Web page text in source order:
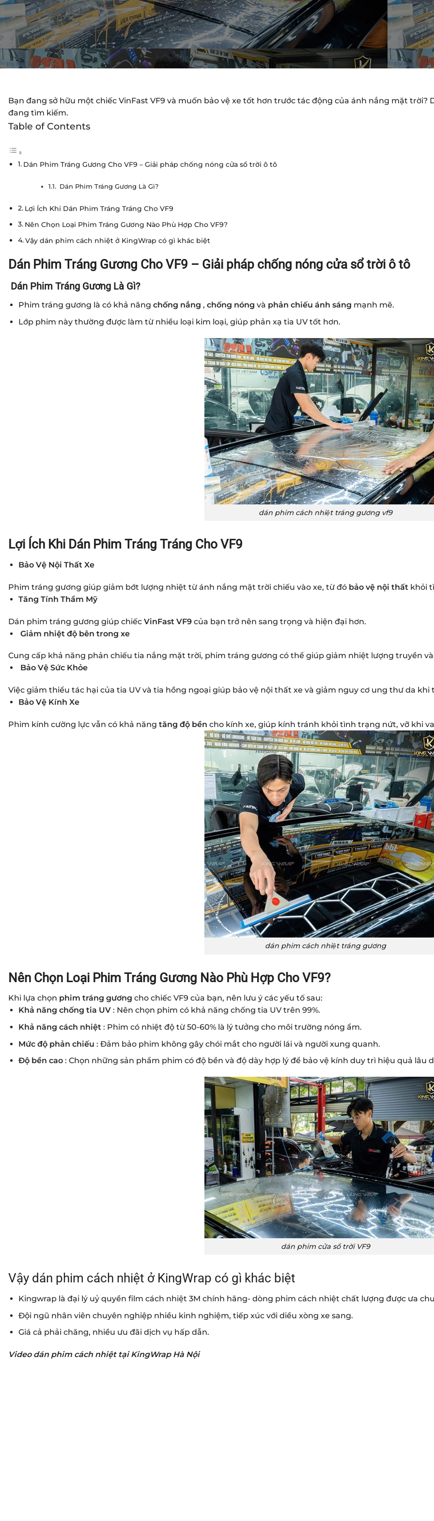
Bạn đang sở hữu một chiếc VinFast VF9 và muốn bảo vệ xe tốt hơn trước tác động của ánh nắng mặt
đang tìm kiếm.
Table of Contents
Dán Phim Tráng Gương Cho VF9 – Giải pháp chống nóng cửa sổ trời ô tô
Dán Phim Tráng Gương Là Gì?
Lợi Ích Khi Dán Phim Tráng Tráng Cho VF9
Nên Chọn Loại Phim Tráng Gương Nào Phù Hợp Cho VF9?
Vậy dán phim cách nhiệt ở KingWrap có gì khác biệt
Dán Phim Tráng Gương Cho VF9 – Giải pháp chống nóng cửa sổ trời ô tô
Dán Phim Tráng Gương Là Gì?
Phim tráng gương là có khả năng chống nắng , chống nóng và phản chiếu ánh sáng mạnh mẽ.
Lớp phim này thường được làm từ nhiều loại kim loại, giúp phản xạ tia UV tốt hơn.
dán phim cách nhiệt tráng gương vf9
Lợi Ích Khi Dán Phim Tráng Tráng Cho VF9
Bảo Vệ Nội Thất Xe
Phim tráng gương giúp giảm bớt lượng nhiệt từ ánh nắng mặt trời chiếu vào xe, từ đó bảo vệ nội thất khỏi
Tăng Tính Thẩm Mỹ
Dán phim tráng gương giúp chiếc VinFast VF9 của bạn trở nên sang trọng và hiện đại hơn.
Giảm nhiệt độ bên trong xe
Cung cấp khả năng phản chiếu tia nắng mặt trời, phim tráng gương có thể giúp giảm nhiệt lượng truyền
Bảo Vệ Sức Khỏe
Việc giảm thiểu tác hại của tia UV và tia hồng ngoại giúp bảo vệ nội thất xe và giảm nguy cơ ung thư da
Bảo Vệ Kính Xe
Phim kính cường lực vẫn có khả năng tăng độ bền cho kính xe, giúp kính tránh khỏi tình trạng nứt, vỡ khi
dán phim cách nhiệt tráng gương
Nên Chọn Loại Phim Tráng Gương Nào Phù Hợp Cho VF9?
Khi lựa chọn phim tráng gương cho chiếc VF9 của bạn, nên lưu ý các yếu tố sau:
Khả năng chống tia UV: Nên chọn phim có khả năng chống tia UV trên 99%.
Khả năng cách nhiệt: Phim có nhiệt độ từ 50-60% là lý tưởng cho môi trường nóng ẩm.
Mức độ phản chiếu : Đảm bảo phim không gây chói mắt cho người lái và người xung quanh.
Độ bền cao: Chọn những sản phẩm phim có độ bền và độ dày hợp lý để bảo vệ kính duy trì hiệu quả lâu
dán phim cửa sổ trời VF9
Vậy dán phim cách nhiệt ở KingWrap có gì khác biệt
Kingwrap là đại lý uỷ quyền film cách nhiệt 3M chính hãng- dòng phim cách nhiệt chất lượng được ưa
Đội ngũ nhân viên chuyên nghiệp nhiều kinh nghiệm, tiếp xúc với diều xòng xe sang.
Giá cả phải chăng, nhiều ưu đãi dịch vụ hấp dẫn.
Video dán phim cách nhiệt tại KingWrap Hà Nội